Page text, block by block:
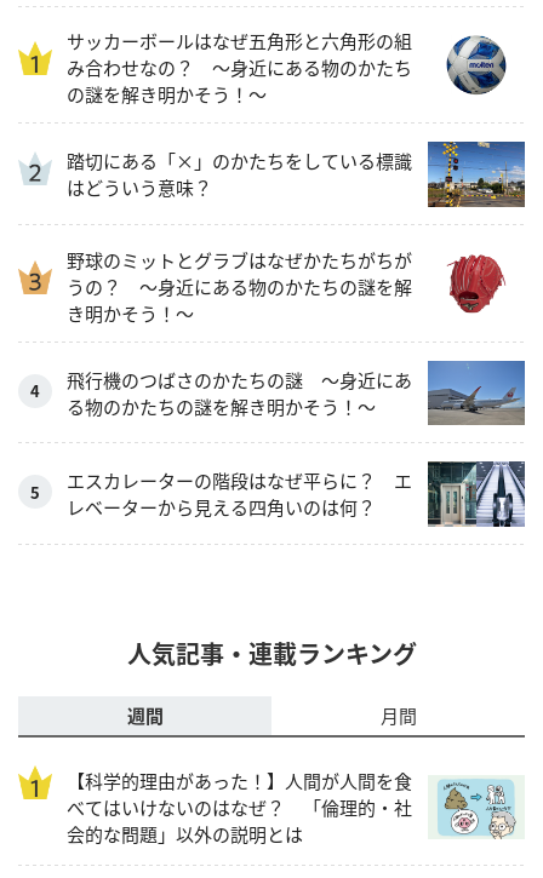
サッカーボールはなぜ五角形と六角形の組
み合わせなの？ 〜身近にある物のかたち
の謎を解き明かそう！～
踏切にある「×」のかたちをしている標識
はどういう意味？
野球のミットとグラブはなぜかたちがちが
うの？ 〜身近にある物のかたちの謎を解
き明かそう！～
飛行機のつばさのかたちの謎 ～身近にあ
る物のかたちの謎を解き明かそう！～
エスカレーターの階段はなぜ平らに？ エ
レベーターから見える四角いのは何？
人気記事・連載ランキング
週間 月間
【科学的理由があった！】人間が人間を食
べてはいけないのはなぜ？ 「倫理的・社
会的な問題」以外の説明とは